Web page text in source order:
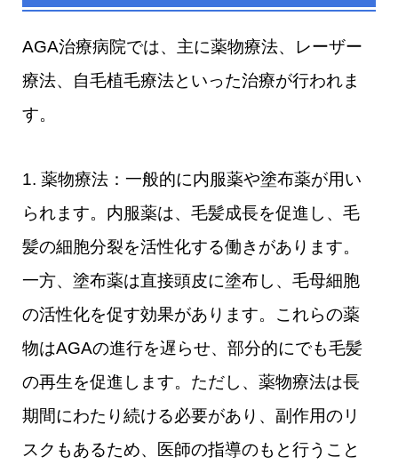
AGA治療病院では、主に薬物療法、レーザー
療法、自毛植毛療法といった治療が行われま
す。
1. 薬物療法：一般的に内服薬や塗布薬が用い
られます。内服薬は、毛髪成長を促進し、毛
髪の細胞分裂を活性化する働きがあります。
一方、塗布薬は直接頭皮に塗布し、毛母細胞
の活性化を促す効果があります。これらの薬
物はAGAの進行を遅らせ、部分的にでも毛髪
の再生を促進します。ただし、薬物療法は長
期間にわたり続ける必要があり、副作用のリ
スクもあるため、医師の指導のもと行うこと